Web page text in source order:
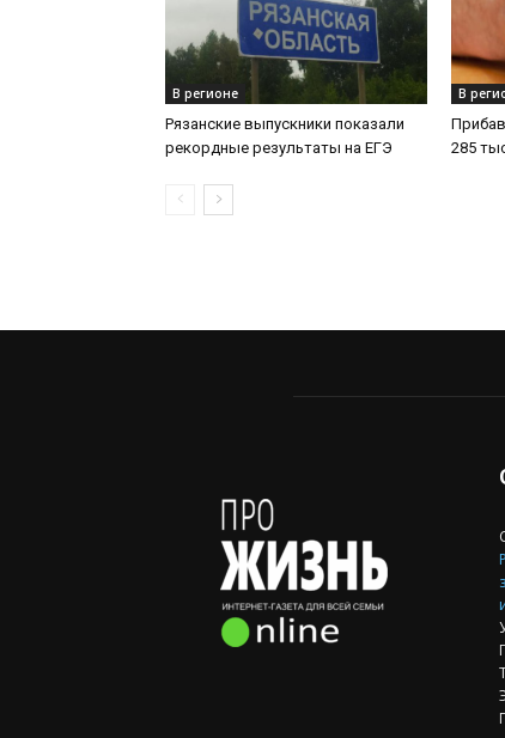
В регионе
Рязанские выпускники показали
рекордные результаты на ЕГЭ
В
285